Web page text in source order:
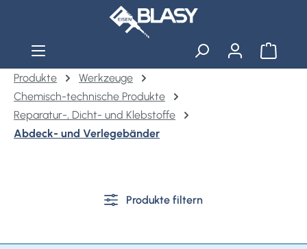
Zum Hauptinhalt springen
Produkte
Werkzeuge
Chemisch-technische Produkte
Reparatur-, Dicht- und Klebstoffe
Abdeck- und Verlegebänder
Produkte filtern